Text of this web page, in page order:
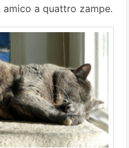
a quattro zampe.